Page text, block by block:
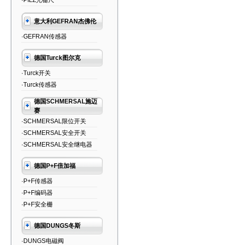
意大利GEFRAN杰佛伦
·GEFRAN传感器
德国Turck图尔克
·Turck开关
·Turck传感器
德国SCHMERSAL施迈
赛
·SCHMERSAL限位开关
·SCHMERSAL安全开关
·SCHMERSAL安全继电器
德国P+F倍加福
·P+F传感器
·P+F编码器
·P+F安全栅
德国DUNGS冬斯
·DUNGS电磁阀